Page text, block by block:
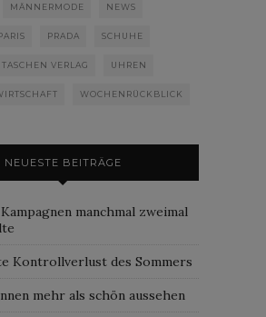
MÄNNERMODE NEWS
PRADA SCHUHE
TASCHEN VERLAG UHREN
WOCHENRÜCKBLICK
NEUESTE BEITRÄGE
manchmal zweimal
Kontrollverlust des Sommers
mehr als schön aussehen